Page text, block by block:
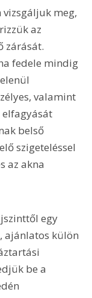
vizsgáljuk meg,
az
zárását.
fedele mindig
valamint
elfagyását
belső
szigeteléssel
az akna
egy
ajánlatos külön
be a